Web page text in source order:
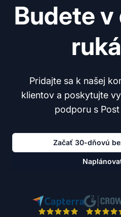
Budete
Pridajte sa k našej
klientov a poskytujte
podporu s
Začať 30-dňovú